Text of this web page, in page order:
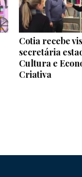
Cotia recebe
secretária
Cultura e
Criativa